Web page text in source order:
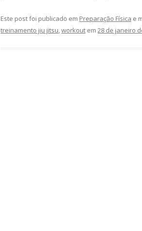
Este post foi publicado em Preparação Física e
treinamento jiu jitsu,workout em 28 de janeiro